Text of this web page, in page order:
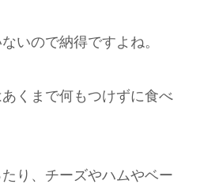
いので納得ですよね。
くまで何もつけずに食べ
り、チーズやハムやベー